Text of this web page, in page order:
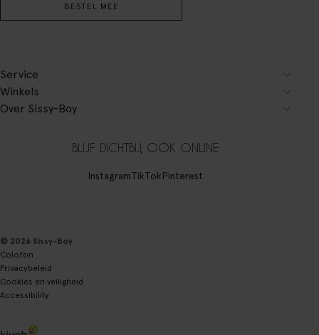
BESTEL MEE
Service
Winkels
Over Sissy-Boy
BLIJF DICHTBIJ, OOK ONLINE
InstagramTikTokPinterest
© 2026 Sissy-Boy
Colofon
Privacybeleid
Cookies en veiligheid
Accessibility